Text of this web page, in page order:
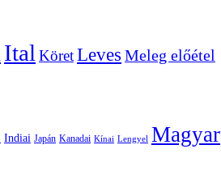
Ital KöretLeves Meleg előétel
Indiai Japán Kanadai Kínai Lengyel Magyar